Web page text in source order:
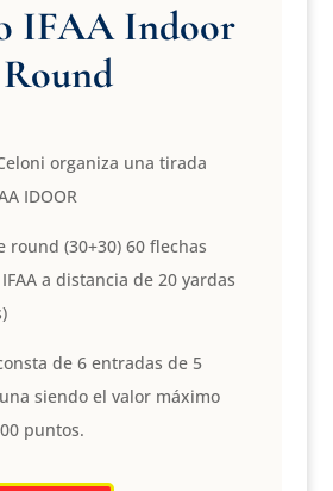
IFAA Indoor
organiza una tirada
IDOOR
round (30+30) 60 flechas
a distancia de 20 yardas
de 6 entradas de 5
siendo el valor máximo
puntos.